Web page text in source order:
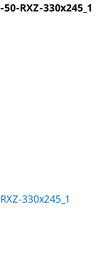
RXZ-330x245_1
330x245_1